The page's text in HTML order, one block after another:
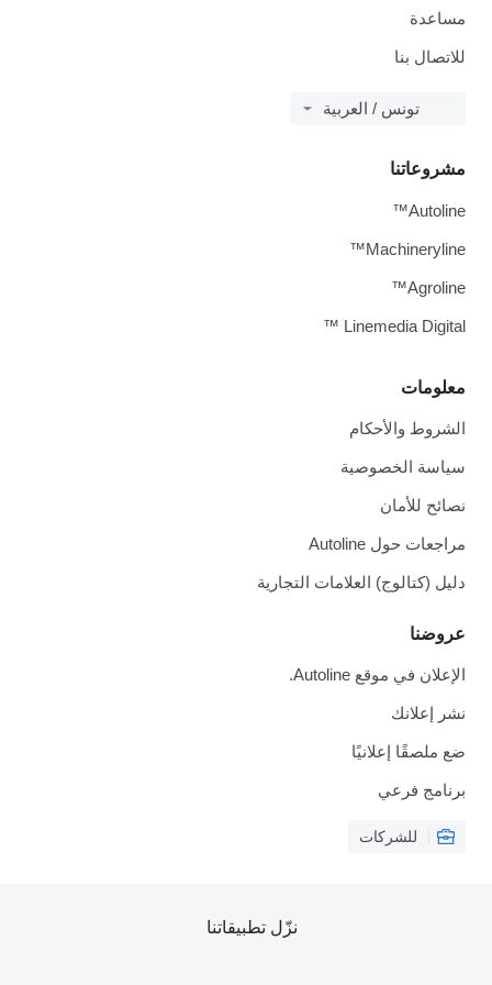
مساعدة
للاتصال بنا
تونس / العربية
معلومات
الشروط والأحكام
سياسة الخصوصية
نصائح للأمان
مراجعات حول Autoline
دليل (كتالوج) العلامات التجارية
عروضنا
الإعلان في موقع Autoline.
نشر إعلانك
ضع ملصقًا إعلانيًا
برنامج فرعي
للشركات
مشروعاتنا
Autoline™
Machineryline™
Agroline™
Linemedia Digital ™
نزّل تطبيقاتنا